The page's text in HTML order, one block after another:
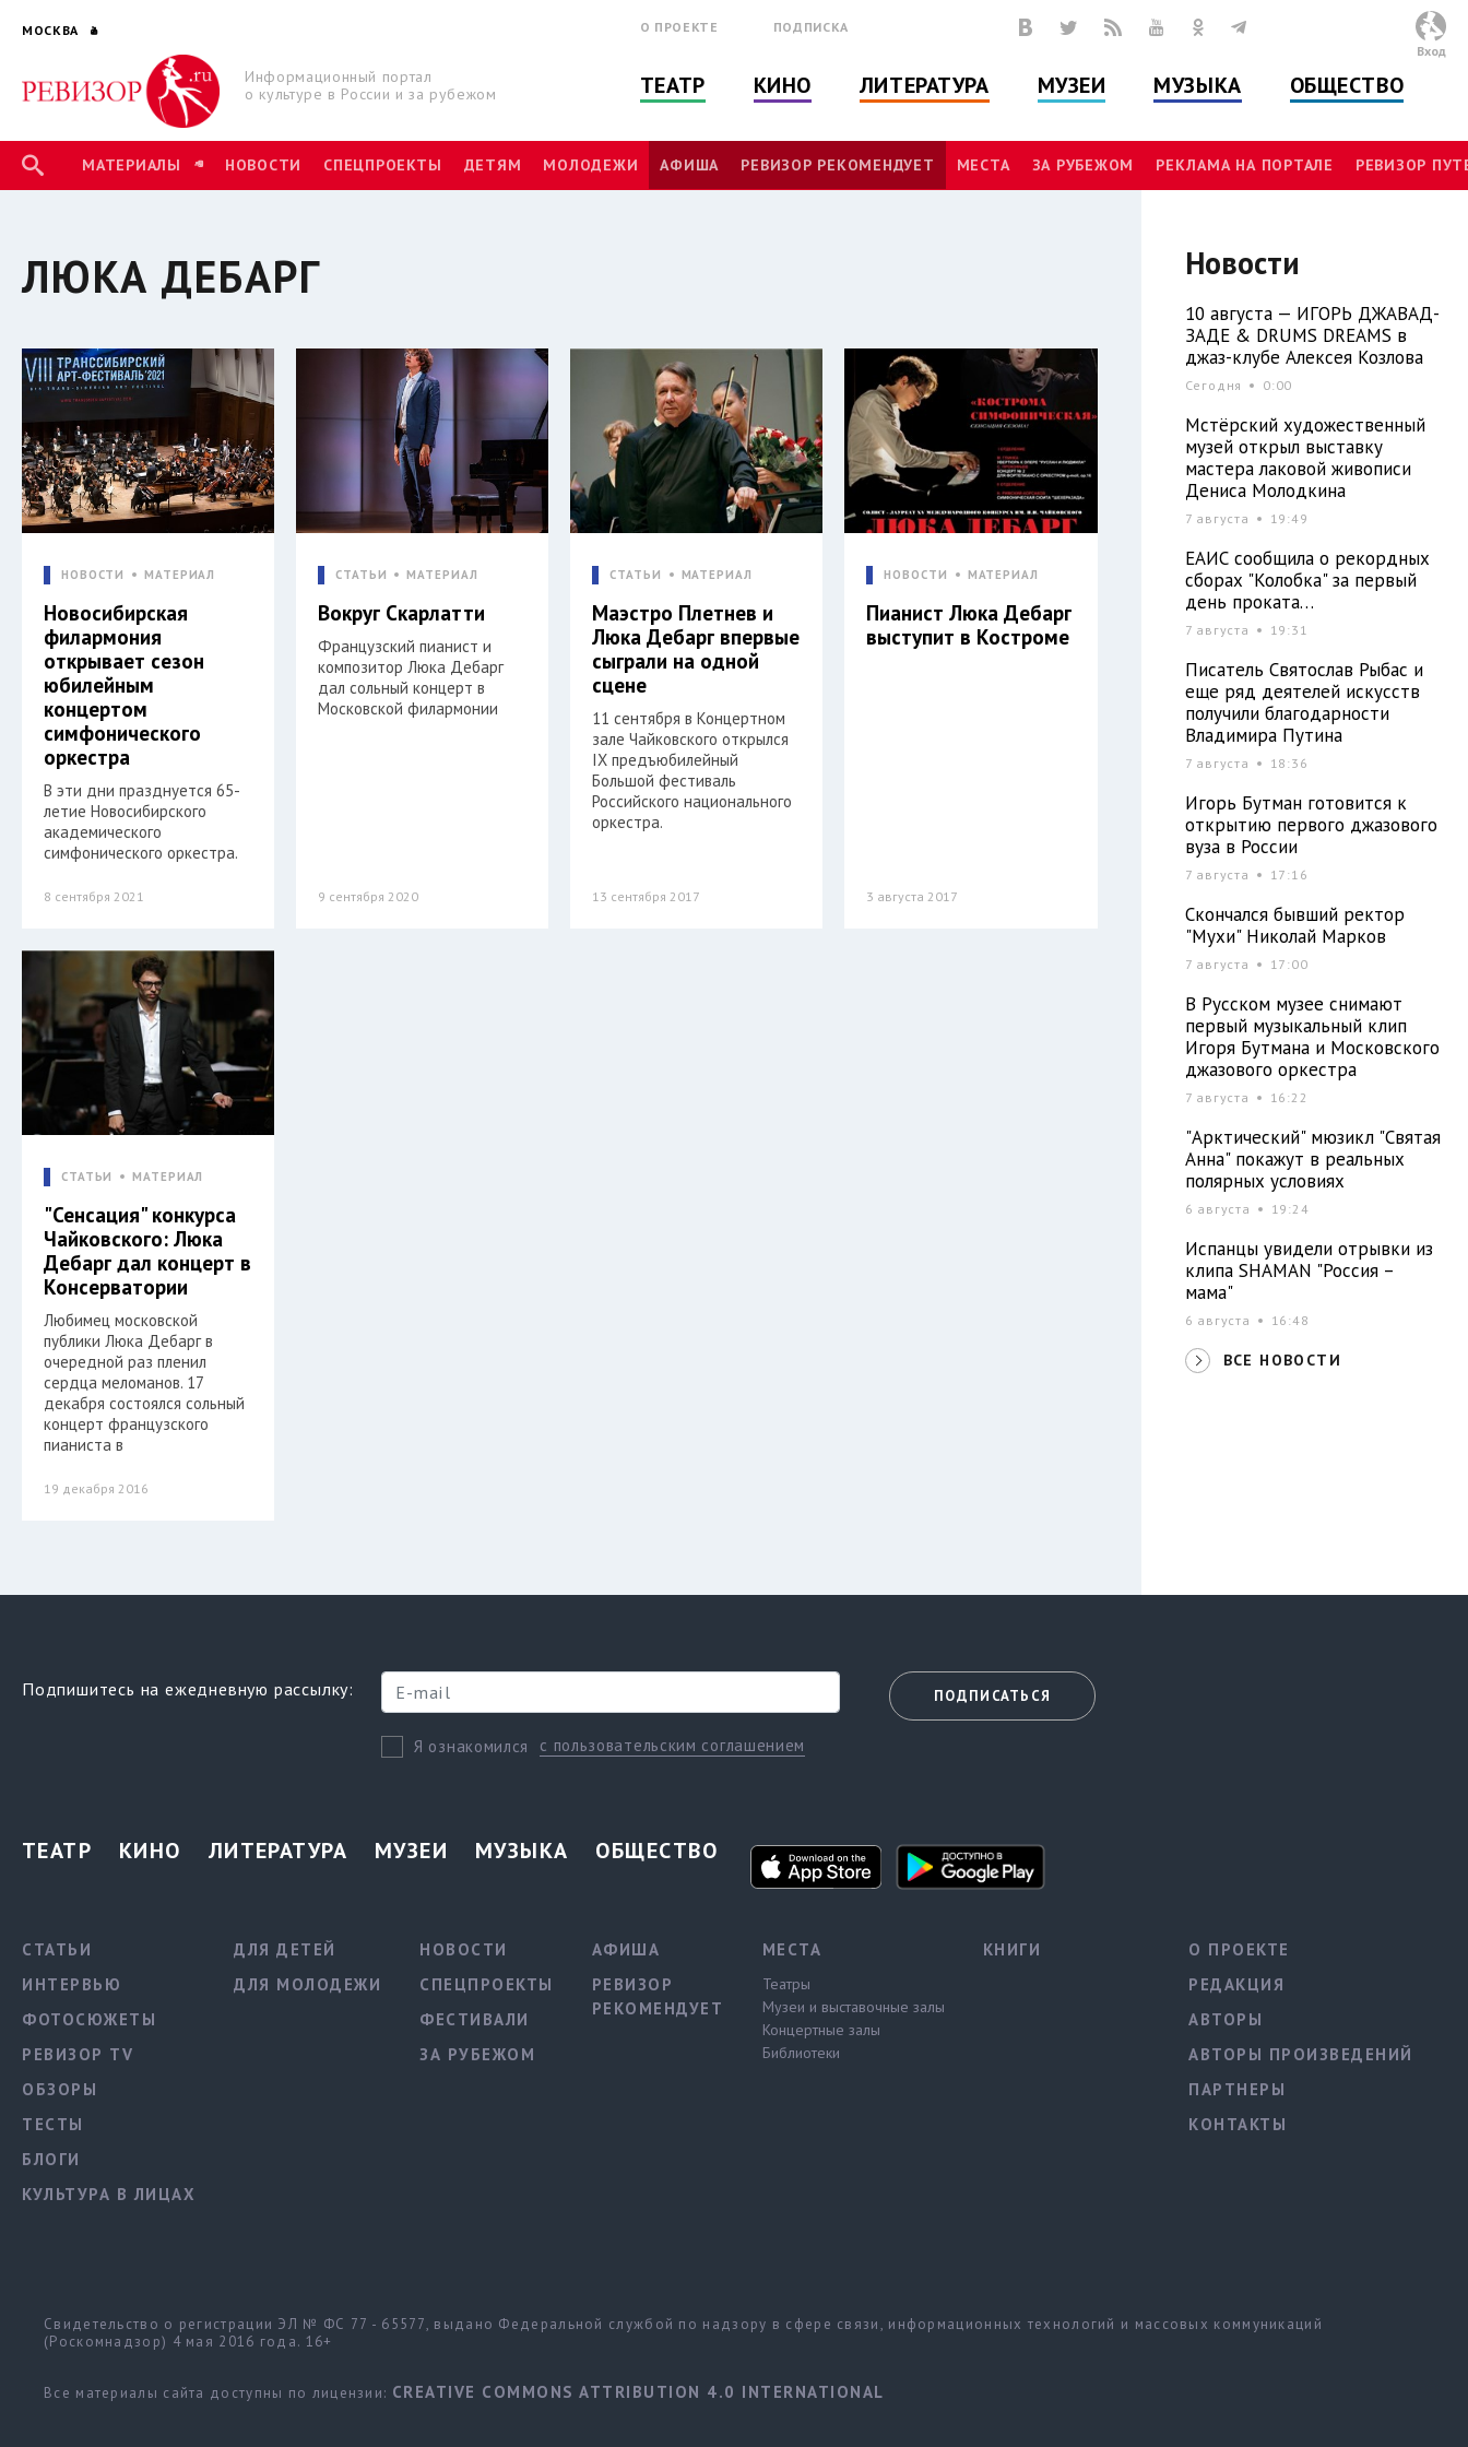
МОСКВА
Информационный портал
о культуре в России и за рубежом
О ПРОЕКТЕ ПОДПИСКА
ТЕАТР КИНО ЛИТЕРАТУРА МУЗЕИ МУЗЫКА ОБЩЕСТВО
Вход
МАТЕРИАЛЫ НОВОСТИ СПЕЦПРОЕКТЫ ДЕТЯМ МОЛОДЕЖИ АФИША РЕВИЗОР РЕКОМЕНДУЕТ МЕСТА ЗА РУБЕЖОМ РЕКЛАМА НА ПОРТАЛЕ РЕВИЗОР
ЛЮКА ДЕБАРГ
НОВОСТИ МАТЕРИАЛ
Новосибирская
филармония
открывает сезон
юбилейным
концертом
симфонического
оркестра
В эти дни празднуется 65-
летие Новосибирского
академического
симфонического оркестра.
8 сентября 2021
СТАТЬИ МАТЕРИАЛ
Вокруг Скарлатти
Французский пианист и
композитор Люка Дебарг
дал сольный концерт в
Московской филармонии
9 сентября 2020
СТАТЬИ МАТЕРИАЛ
Маэстро Плетнев и
Люка Дебарг впервые
сыграли на одной
сцене
11 сентября в Концертном
зале Чайковского открылся
IX предъюбилейный
Большой фестиваль
Российского национального
оркестра.
13 сентября 2017
НОВОСТИ МАТЕРИАЛ
Пианист Люка Дебарг
выступит в Костроме
3 августа 2017
СТАТЬИ МАТЕРИАЛ
"Сенсация" конкурса
Чайковского: Люка
Дебарг дал концерт в
Консерватории
Любимец московской
публики Люка Дебарг в
очередной раз пленил
сердца меломанов. 17
декабря состоялся сольный
концерт французского
пианиста в
19 декабря 2016
Новости
10 августа — ИГОРЬ ДЖАВАД-
ЗАДЕ & DRUMS DREAMS в
джаз-клубе Алексея Козлова
Сегодня 0:00
Мстёрский художественный
музей открыл выставку
мастера лаковой живописи
Дениса Молодкина
7 августа 19:49
ЕАИС сообщила о рекордных
сборах "Колобка" за первый
день проката…
7 августа 19:31
Писатель Святослав Рыбас и
еще ряд деятелей искусств
получили благодарности
Владимира Путина
7 августа 18:36
Игорь Бутман готовится к
открытию первого джазового
вуза в России
7 августа 17:16
Скончался бывший ректор
"Мухи" Николай Марков
7 августа 17:00
В Русском музее снимают
первый музыкальный клип
Игоря Бутмана и Московского
джазового оркестра
7 августа 16:22
"Арктический" мюзикл "Святая
Анна" покажут в реальных
полярных условиях
6 августа 19:24
Испанцы увидели отрывки из
клипа SHAMAN "Россия –
мама"
6 августа 16:48
ВСЕ НОВОСТИ
Подпишитесь на ежедневную рассылку:
Я ознакомился с пользовательским соглашением
ПОДПИСАТЬСЯ
ТЕАТР КИНО ЛИТЕРАТУРА МУЗЕИ МУЗЫКА ОБЩЕСТВО
СТАТЬИ
ИНТЕРВЬЮ
ФОТОСЮЖЕТЫ
РЕВИЗОР TV
ОБЗОРЫ
ТЕСТЫ
БЛОГИ
КУЛЬТУРА В ЛИЦАХ
ДЛЯ ДЕТЕЙ
ДЛЯ МОЛОДЕЖИ
НОВОСТИ
СПЕЦПРОЕКТЫ
ФЕСТИВАЛИ
ЗА РУБЕЖОМ
АФИША
РЕВИЗОР
РЕКОМЕНДУЕТ
МЕСТА
Театры
Музеи и выставочные залы
Концертные залы
Библиотеки
КНИГИ
О ПРОЕКТЕ
РЕДАКЦИЯ
АВТОРЫ
АВТОРЫ ПРОИЗВЕДЕНИЙ
ПАРТНЕРЫ
КОНТАКТЫ
Свидетельство о регистрации ЭЛ № ФС 77 - 65577, выдано Федеральной службой по надзору в сфере связи, информационных технологий и массовых коммуникаций
(Роскомнадзор) 4 мая 2016 года. 16+
Все материалы сайта доступны по лицензии: CREATIVE COMMONS ATTRIBUTION 4.0 INTERNATIONAL